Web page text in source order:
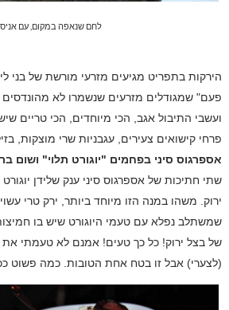
לחם שנאפה במקום, עם אניס
הירקות בתפריט מגיעים מזרעי מורשת של בני
פעם" שמגודלים מזרעים שנשמרו לא
ועשבי התיבול אגב, הכי מיוחדים, הכי טריים
פרחי קישואים צעירים, עגבניות שרי מוצקות,
אספרגוס סיני בפחמים "יוגורט תלוי" ושום בר
שתי חתיכות של אספרגוס סיני ענק שלידן
ירוק. משהו במנה הזו מיוחד ביותר, ירק טרי
שמשתלב נפלא עם טעמי היוגורט שיש בו
של בצל ירוק! כל כך טעים! אמנם לא טעמתי
(לצערי) אבל זו בטח אחת הטובות. כמה פשוט